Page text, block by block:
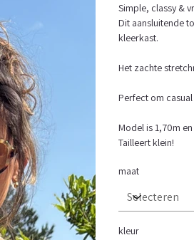
Simple, classy &
Dit aansluitende
kleerkast.
Het zachte
Perfect om
Model is 1,70m
Tailleert klein!
maat
kleur